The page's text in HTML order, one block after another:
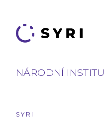
NÁRODNÍ
SYRI